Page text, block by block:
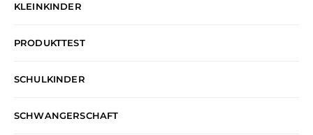
KLEINKINDER
PRODUKTTEST
SCHULKINDER
SCHWANGERSCHAFT